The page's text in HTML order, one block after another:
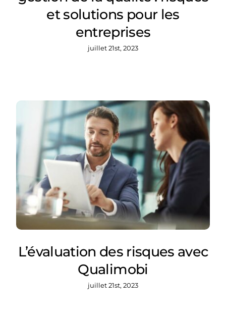
et solutions pour les
entreprises
juillet 21st, 2023
L’évaluation des risques avec
Qualimobi
juillet 21st, 2023